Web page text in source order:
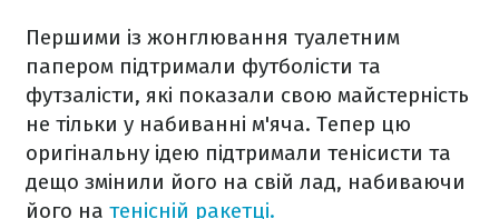
Першими із жонглювання туалетним
папером підтримали футболісти та
футзалісти, які показали свою майстерність
не тільки у набиванні м'яча. Тепер цю
оригінальну ідею підтримали тенісисти та
дещо змінили його на свій лад, набиваючи
його на тенісній ракетці.